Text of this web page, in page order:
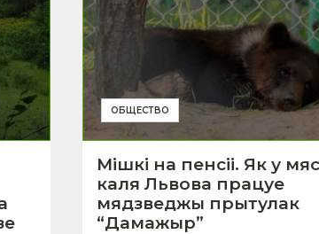
ОБЩЕСТВО
Мішкі на пенсіі. Як у
каля Львова працуе
мядзведжы прытулак
“Дамажыр”